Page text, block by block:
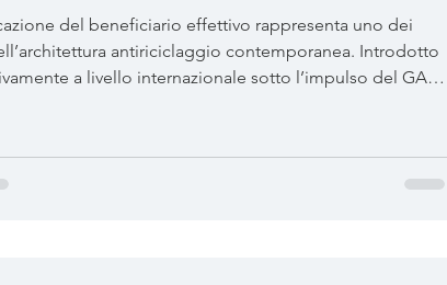
del beneficiario effettivo rappresenta uno dei
antiriciclaggio contemporanea. Introdotto
a livello internazionale sotto l’impulso del GAFI,
regolatoria. Il confronto tra Italia e Principato di Monaco
di cogliere non solo una differenza cronologica, ma